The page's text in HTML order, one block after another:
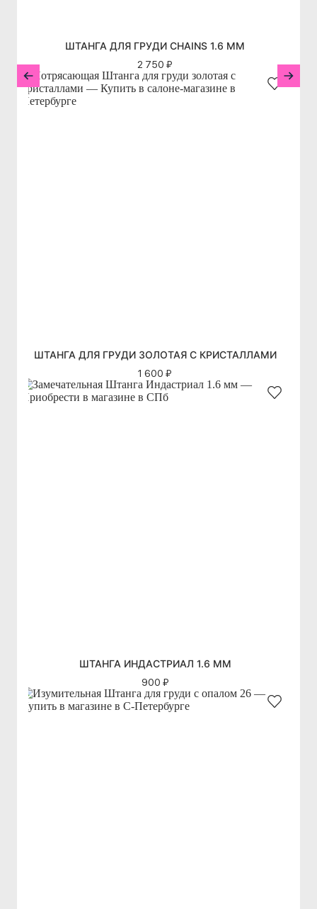
ШТАНГА ДЛЯ ГРУДИ CHAINS 1.6 MM
2 750 ₽
ШТАНГА ДЛЯ ГРУДИ ЗОЛОТАЯ С КРИСТАЛЛАМИ
1 600 ₽
ШТАНГА ИНДАСТРИАЛ 1.6 ММ
900 ₽